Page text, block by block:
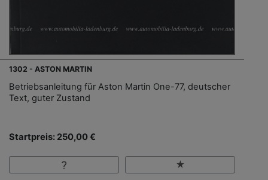
1302 - ASTON MARTIN
Betriebsanleitung für Aston Martin One-77, deutscher
Text, guter Zustand
Startpreis: 250,00 €